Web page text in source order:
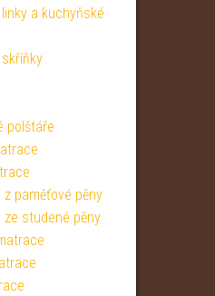
a kuchyňské
polštáře
z paměťové pěny
ze studené pěny